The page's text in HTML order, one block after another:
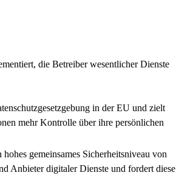
die Betreiber wesentlicher Dienste
in der EU und zielt
mehr Kontrolle über ihre persönlichen
gemeinsames Sicherheitsniveau von
Anbieter digitaler Dienste und fordert diese